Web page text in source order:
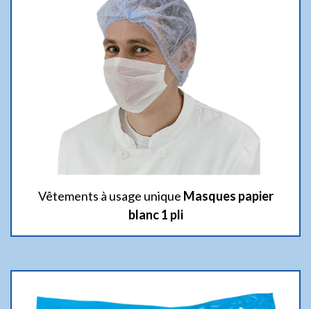
Vêtements à usage unique Masques papier
blanc 1 pli